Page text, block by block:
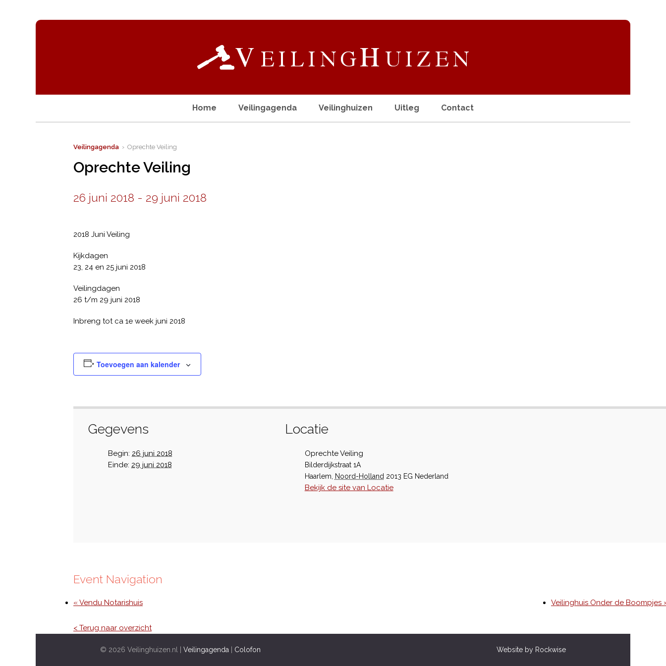
Home Veilingagenda Veilinghuizen Uitleg Contact
Veilingagenda › Oprechte Veiling
Oprechte Veiling
26 juni 2018 - 29 juni 2018
2018 Juni Veiling
Kijkdagen
23, 24 en 25 juni 2018
Veilingdagen
26 t/m 29 juni 2018
Inbreng tot ca 1e week juni 2018
Toevoegen aan kalender
Gegevens
Begin: 26 juni 2018
Einde: 29 juni 2018
Locatie
Oprechte Veiling
Bilderdijkstraat 1A
Haarlem
Noord-Holland 2013 EG Nederland
Bekijk de site van Locatie
Event Navigation
« Vendu Notarishuis Veilinghuis Onder de Boompjes
< Terug naar overzicht
© 2026 Veilinghuizen.nl | Veilingagenda Colofon Website by Rockwise